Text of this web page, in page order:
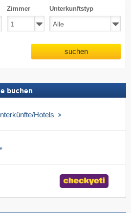
Zimmer Unterkunftstyp
suchen
buchen
Hotels